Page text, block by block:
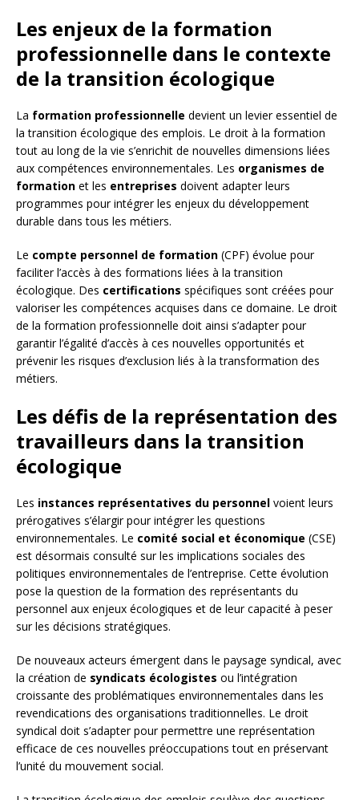
Les enjeux de la formation
professionnelle dans le contexte
de la transition écologique
La formation professionnelle devient un levier essentiel de
la transition écologique des emplois. Le droit à la formation
tout au long de la vie s’enrichit de nouvelles dimensions liées
aux compétences environnementales. Les organismes de
formation et les entreprises doivent adapter leurs
programmes pour intégrer les enjeux du développement
durable dans tous les métiers.
Le compte personnel de formation (CPF) évolue pour
faciliter l’accès à des formations liées à la transition
écologique. Des certifications spécifiques sont créées pour
valoriser les compétences acquises dans ce domaine. Le droit
de la formation professionnelle doit ainsi s’adapter pour
garantir l’égalité d’accès à ces nouvelles opportunités et
prévenir les risques d’exclusion liés à la transformation des
métiers.
Les défis de la représentation des
travailleurs dans la transition
écologique
Les instances représentatives du personnel voient leurs
prérogatives s’élargir pour intégrer les questions
environnementales. Le comité social et économique (CSE)
est désormais consulté sur les implications sociales des
politiques environnementales de l’entreprise. Cette évolution
pose la question de la formation des représentants du
personnel aux enjeux écologiques et de leur capacité à peser
sur les décisions stratégiques.
De nouveaux acteurs émergent dans le paysage syndical, avec
la création de syndicats écologistes ou l’intégration
croissante des problématiques environnementales dans les
revendications des organisations traditionnelles. Le droit
syndical doit s’adapter pour permettre une représentation
efficace de ces nouvelles préoccupations tout en préservant
l’unité du mouvement social.